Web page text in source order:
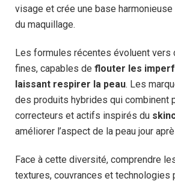
visage et crée une base harmonieuse
du maquillage.
Les formules récentes évoluent vers
fines, capables de flouter les
laissant respirer la peau. Les
des produits hybrides qui combinent
correcteurs et actifs inspirés du
améliorer l’aspect de la peau jour
Face à cette diversité, comprendre
textures, couvrances et technologies